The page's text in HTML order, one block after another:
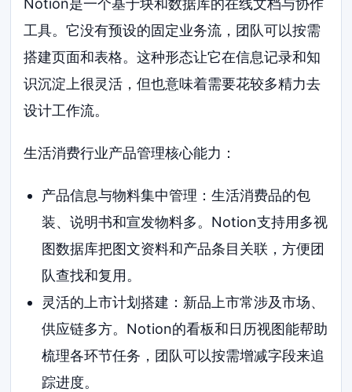
Notion是一个基于块和数据库的在线文档与协作
工具。它没有预设的固定业务流，团队可以按需
搭建页面和表格。这种形态让它在信息记录和知
识沉淀上很灵活，但也意味着需要花较多精力去
设计工作流。
生活消费行业产品管理核心能力：
产品信息与物料集中管理：生活消费品的包
装、说明书和宣发物料多。Notion支持用多视
图数据库把图文资料和产品条目关联，方便团
队查找和复用。
灵活的上市计划搭建：新品上市常涉及市场、
供应链多方。Notion的看板和日历视图能帮助
梳理各环节任务，团队可以按需增减字段来追
踪进度。